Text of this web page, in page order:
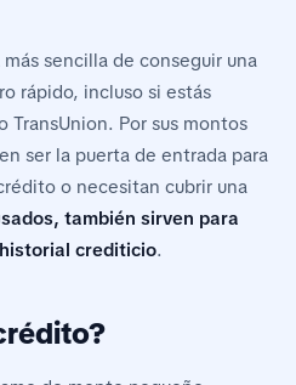
sencilla de conseguir una
rápido, incluso si estás
Por sus montos
ser la puerta de entrada para
o necesitan cubrir una
también sirven para
crediticio.